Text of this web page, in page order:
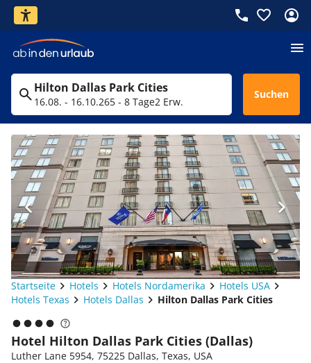
Hilton Dallas Park Cities
16.08. - 16.10.265 - 8 Tage2 Erw.
Suchen
Startseite Hotels Hotels Nordamerika
Hotels USA
Hotels Texas
Hotels Dallas Hilton Dallas Park Cities
Hotel Hilton Dallas Park Cities (Dallas)
Luther Lane 5954, 75225 Dallas, Texas, USA